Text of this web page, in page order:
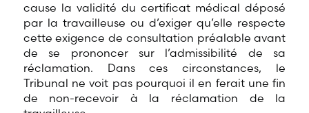
cause la validité du certificat médical déposé
par la travailleuse ou d’exiger qu’elle respecte
cette exigence de consultation préalable avant
de se prononcer sur l’admissibilité de sa
réclamation. Dans ces circonstances, le
Tribunal ne voit pas pourquoi il en ferait une fin
de non-recevoir à la réclamation de la